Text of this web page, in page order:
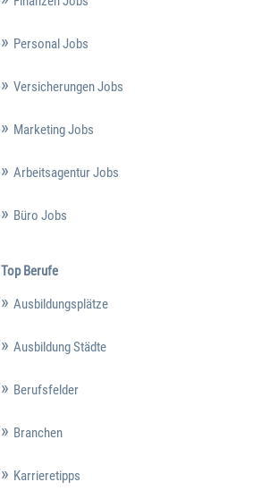
Personal Jobs
Versicherungen Jobs
Marketing Jobs
Arbeitsagentur Jobs
Büro Jobs
Top Berufe
Ausbildungsplätze
Ausbildung Städte
Berufsfelder
Branchen
Karrieretipps